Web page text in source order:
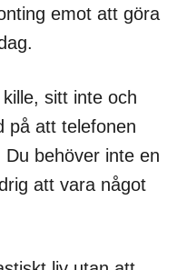
emot att göra
sitt inte och
på att telefonen
behöver inte en
att vara något